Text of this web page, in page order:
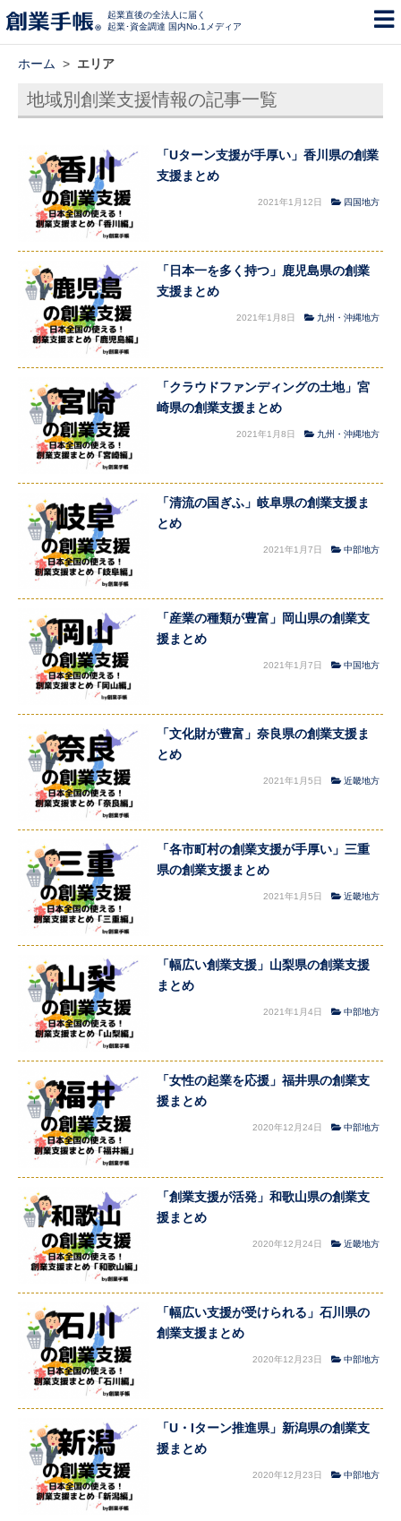
起業直後の全法人に届く
起業･資金調達 国内No.1メディア
ホーム > エリア
地域別創業支援情報の記事一覧
「Uターン支援が手厚い」香川県の創業
支援まとめ
2021年1月12日 四国地方
「日本一を多く持つ」鹿児島県の創業
支援まとめ
2021年1月8日 九州・沖縄地方
「クラウドファンディングの土地」宮
崎県の創業支援まとめ
2021年1月8日 九州・沖縄地方
「清流の国ぎふ」岐阜県の創業支援ま
とめ
2021年1月7日 中部地方
「産業の種類が豊富」岡山県の創業支
援まとめ
2021年1月7日 中国地方
「文化財が豊富」奈良県の創業支援ま
とめ
2021年1月5日 近畿地方
「各市町村の創業支援が手厚い」三重
県の創業支援まとめ
2021年1月5日 近畿地方
「幅広い創業支援」山梨県の創業支援
まとめ
2021年1月4日 中部地方
「女性の起業を応援」福井県の創業支
援まとめ
2020年12月24日 中部地方
「創業支援が活発」和歌山県の創業支
援まとめ
2020年12月24日 近畿地方
「幅広い支援が受けられる」石川県の
創業支援まとめ
2020年12月23日 中部地方
「U・Iターン推進県」新潟県の創業支
援まとめ
2020年12月23日 中部地方